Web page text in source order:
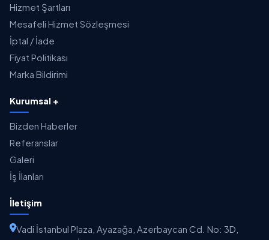
Hizmet Şartları
Mesafeli Hizmet Sözleşmesi
İptal / İade
Fiyat Politikası
Marka Bildirimi
Kurumsal +
Bizden Haberler
Referanslar
Galeri
İş İlanları
İletişim
Vadi İstanbul Plaza, Ayazağa, Azerbaycan Cd. No: 3D,